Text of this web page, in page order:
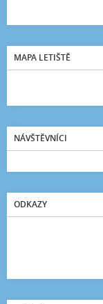
MAPA LETIŠTĚ
NÁVŠTĚVNÍCI
ODKAZY